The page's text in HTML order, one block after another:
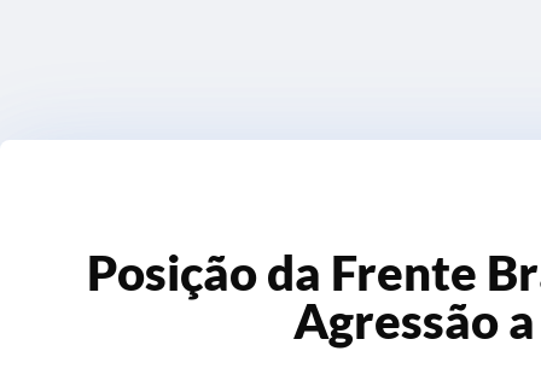
Posição da Frente
Agressão